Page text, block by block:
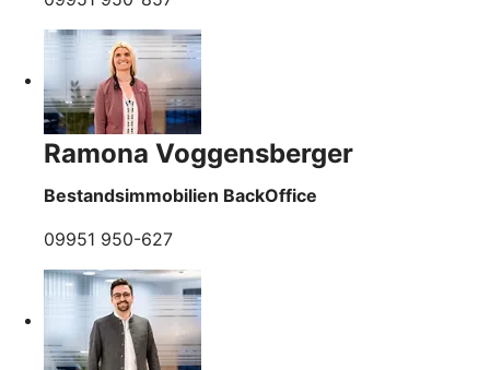
Ramona Voggensberger
Bestandsimmobilien BackOffice
09951 950-627